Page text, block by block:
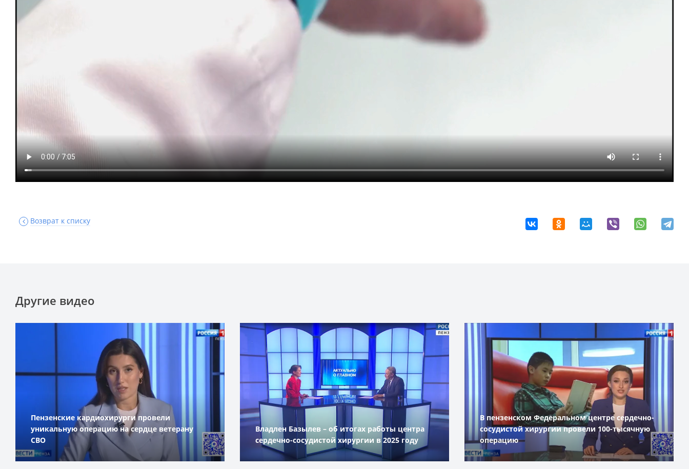
Возврат к списку
Другие видео
Пензенские кардиохирурги провели
уникальную операцию на сердце ветерану
СВО
Владлен Базылев – об итогах работы центра
сердечно-сосудистой хирургии в 2025 году
В пензенском Федеральном центре сердечно-
сосудистой хирургии провели 100-тысячную
операцию